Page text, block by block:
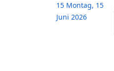
15 Montag, 15
Juni 2026